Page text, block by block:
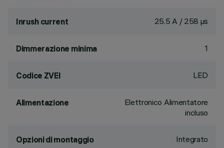
Inrush current 25.5 A / 258 µs
Dimmerazione minima 1
Codice ZVEI LED
Alimentazione
Elettronico Alimentatore
incluso
Opzioni di montaggio Integrato